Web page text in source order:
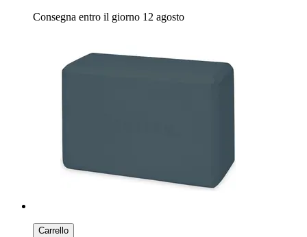
Consegna entro il giorno 12 agosto
Carrello